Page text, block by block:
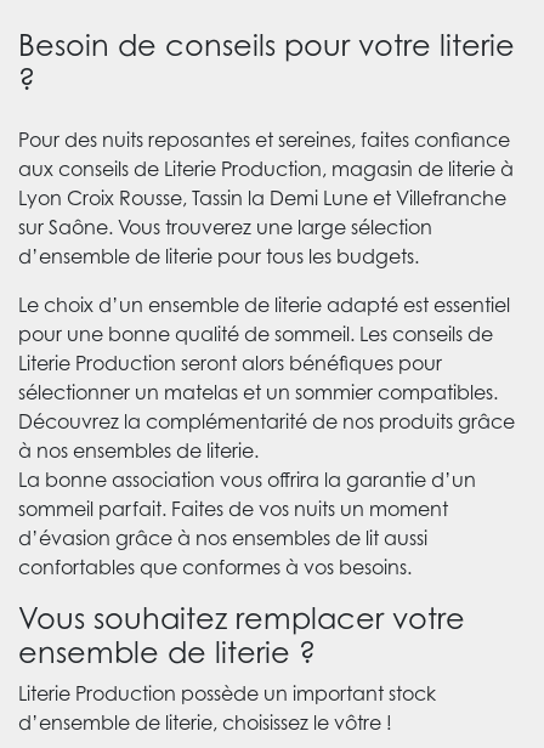
Besoin de conseils pour votre literie
?
Pour des nuits reposantes et sereines, faites confiance
aux conseils de Literie Production, magasin de literie à
Lyon Croix Rousse, Tassin la Demi Lune et Villefranche
sur Saône. Vous trouverez une large sélection
d’ensemble de literie pour tous les budgets.
Le choix d’un ensemble de literie adapté est essentiel
pour une bonne qualité de sommeil. Les conseils de
Literie Production seront alors bénéfiques pour
sélectionner un matelas et un sommier compatibles.
Découvrez la complémentarité de nos produits grâce
à nos ensembles de literie.
La bonne association vous offrira la garantie d’un
sommeil parfait. Faites de vos nuits un moment
d’évasion grâce à nos ensembles de lit aussi
confortables que conformes à vos besoins.
Vous souhaitez remplacer votre
ensemble de literie ?
Literie Production possède un important stock
d’ensemble de literie, choisissez le vôtre !